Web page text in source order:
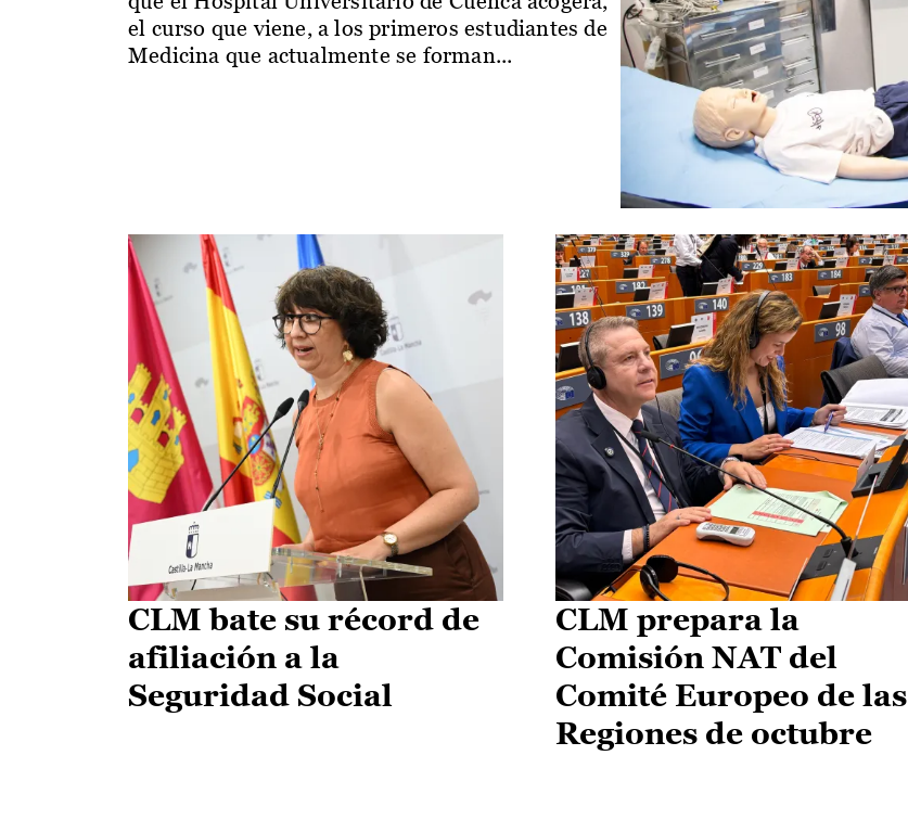
el curso que viene, a los primeros estudiantes de
Medicina que actualmente se forman...
CLM bate su récord de
afiliación a la
Seguridad Social
CLM prepara la
Comisión NAT del
Comité Europeo de las
Regiones de octubre